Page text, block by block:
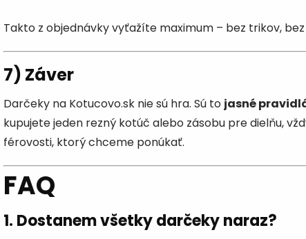
Takto z objednávky vyťažíte maximum – bez trikov,
7) Záver
Darčeky na Kotucovo.sk nie sú hra. Sú to jasné
kupujete jeden rezný kotúč alebo zásobu pre dielňu,
férovosti, ktorý chceme ponúkať.
FAQ
1. Dostanem všetky darčeky naraz?